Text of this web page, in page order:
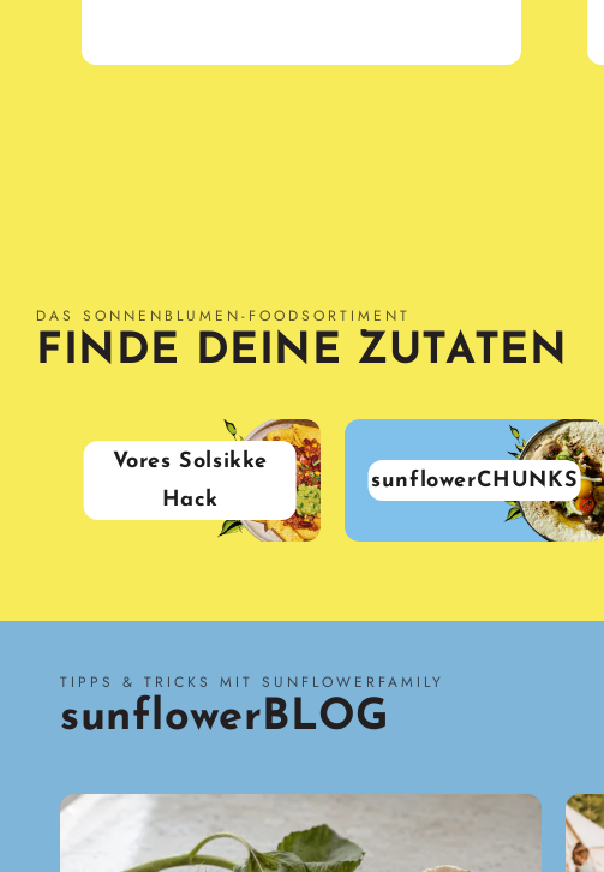
DAS SONNENBLUMEN-FOODSORTIMENT
FINDE DEINE ZUTATEN
Vores Solsikke
Hack
sunflowerCHUNKS
TIPPS & TRICKS MIT SUNFLOWERFAMILY
sunflowerBLOG